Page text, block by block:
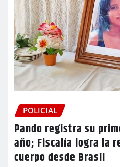
POLICIAL
Pando registra su
año; Fiscalía logra la
cuerpo desde Brasil